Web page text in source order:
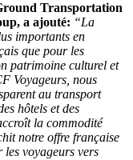
Transportation
a ajouté: “La
importants en
que pour les
patrimoine culturel et
Voyageurs, nous
au transport
hôtels et des
la commodité
notre offre française
les voyageurs vers